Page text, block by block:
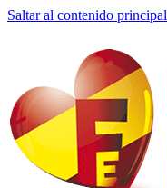
Saltar al contenido principal